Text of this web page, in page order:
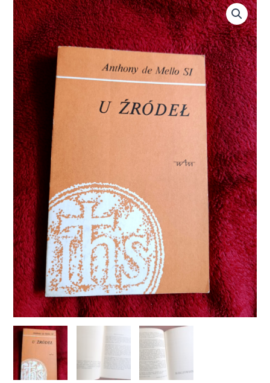
Anthony
de
Mello
SI,
"U
źródeł.
Rozważania
rekolekcyjne"
[1990]